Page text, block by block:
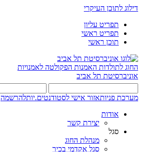
דילוג לתוכן העיקרי
תפריט עליון
תפריט ראשי
תוכן ראשי
החוג לתולדות האמנות הפקולטה לאמנויות
אוניברסיטת תל אביב
מערכת פניותאזור אישי לסטודנטים.יותלהרשמה
אודות
יצירת קשר
סגל
מנהלת החוג
סגל אקדמי בכיר